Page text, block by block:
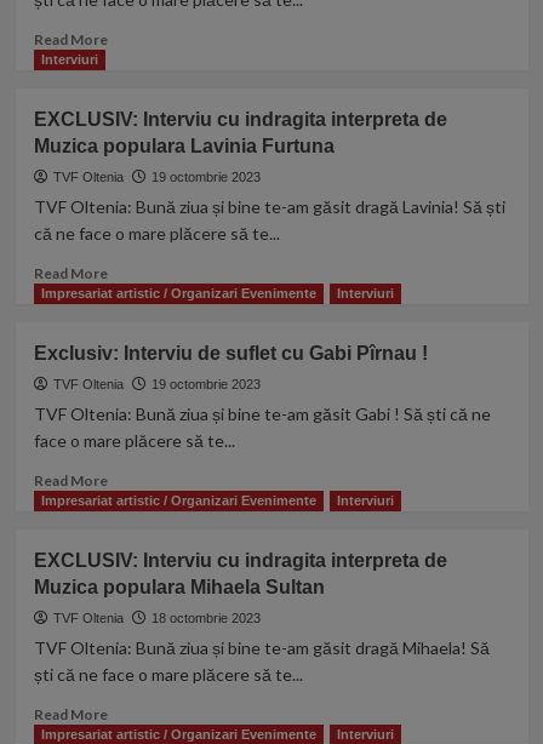
fost
probă
și
început
această
frumoasă.”
Muzica
Read MoreRead
Interviu
cu
tanara
interpreta
Muzica
Adelina
Interviuri
EXCLUSIV: Interviu cu indragita interpreta de
Muzica populara Lavinia Furtuna
TVF Oltenia 19 octombrie 2023
TVF Oltenia: Bună ziua și bine te-am găsit dragă Lavinia! Să ști
că ne face o mare plăcere să te...
Read MoreRead
more
Interviu
cu
indragita
interpreta
Muzica
populara
Impresariat artistic / Organizari Evenimente Interviuri
Exclusiv: Interviu de suflet cu Gabi Pîrnau !
TVF Oltenia 19 octombrie 2023
TVF Oltenia: Bună ziua și bine te-am găsit Gabi ! Să ști că ne
face o mare plăcere să te...
Read MoreRead
more
Interviu
de
suflet
cu
Pîrnau
Impresariat artistic / Organizari Evenimente Interviuri
EXCLUSIV: Interviu cu indragita interpreta de
Muzica populara Mihaela Sultan
TVF Oltenia 18 octombrie 2023
TVF Oltenia: Bună ziua și bine te-am găsit dragă Mihaela! Să
ști că ne face o mare plăcere să te...
Read MoreRead
more
Impresariat artistic / Organizari Evenimente Interviuri